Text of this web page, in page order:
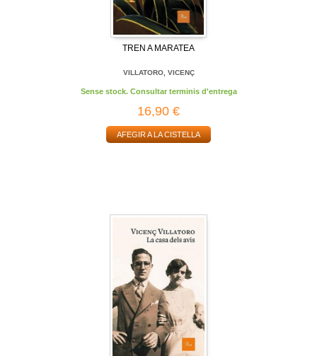
TREN A MARATEA
VILLATORO, VICENÇ
Sense stock. Consultar terminis d'entrega
16,90 €
AFEGIR A LA CISTELLA